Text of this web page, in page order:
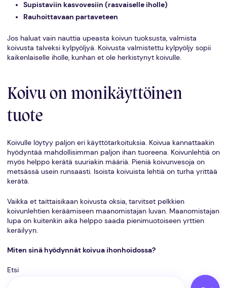
Supistaviin kasvovesiin (rasvaiselle iholle)
Rauhoittavaan partaveteen
Jos haluat vain nauttia upeasta koivun tuoksusta, valmista
koivusta talveksi kylpyöljyä. Koivusta valmistettu kylpyöljy sopii
kaikenlaiselle iholle, kunhan et ole herkistynyt koivulle.
Koivu on monikäyttöinen
tuote
Koivulle löytyy paljon eri käyttötarkoituksia. Koivua kannattaakin
hyödyntää mahdollisimman paljon ihan tuoreena. Koivunlehtiä on
myös helppo kerätä suuriakin määriä. Pieniä koivunvesoja on
metsässä usein runsaasti. Isoista koivuista lehtiä on turha yrittää
kerätä.
Vaikka et taittaisikaan koivusta oksia, tarvitset pelkkien
koivunlehtien keräämiseen maanomistajan luvan. Maanomistajan
lupa on kuitenkin aika helppo saada pienimuotoiseen yrttien
keräilyyn.
Miten sinä hyödynnät koivua ihonhoidossa?
Etsi